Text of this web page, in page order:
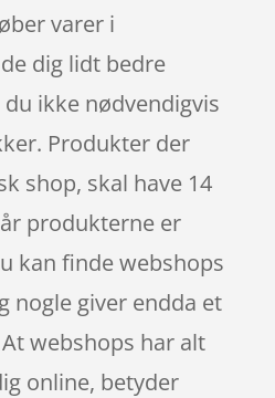
varer i
dig lidt bedre
ikke nødvendigvis
Produkter der
shop, skal have 14
produkterne er
kan finde webshops
nogle giver endda et
webshops har alt
online, betyder